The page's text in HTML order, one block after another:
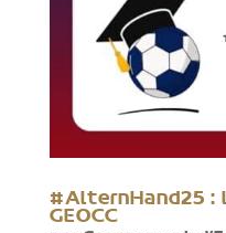
#AlternHand25 :
GEOCC